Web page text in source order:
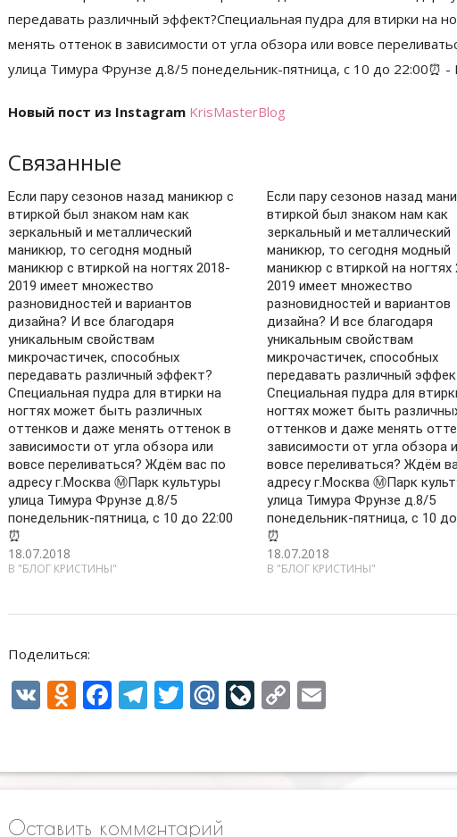
Новый пост из Instagram KrisMasterBlog
Связанные
Если пару сезонов назад маникюр с
втиркой был знаком нам как
зеркальный и металлический
маникюр, то сегодня модный
маникюр с втиркой на ногтях 2018-
2019 имеет множество
разновидностей и вариантов
дизайна? И все благодаря
уникальным свойствам
микрочастичек, способных
передавать различный эффект?
Специальная пудра для втирки на
ногтях может быть различных
оттенков и даже менять оттенок в
зависимости от угла обзора или
вовсе переливаться? Ждём вас по
адресу г.Москва Ⓜ️Парк культуры
улица Тимура Фрунзе д.8/5
понедельник-пятница, с 10 до 22:00
⏰
18.07.2018
В "БЛОГ КРИСТИНЫ"
Если пару сезонов назад
втиркой был знаком нам как
зеркальный и металлический
маникюр, то сегодня модный
маникюр с втиркой на ногтях
2019 имеет множество
разновидностей и вариантов
дизайна? И все благодаря
уникальным свойствам
микрочастичек, способных
передавать различный
Специальная пудра для
ногтях может быть
оттенков и даже менять
зависимости от угла обзора
вовсе переливаться? Ждём
адресу г.Москва Ⓜ️Парк
улица Тимура Фрунзе д.8/5
понедельник-пятница, с 10
⏰
18.07.2018
В "БЛОГ КРИСТИНЫ"
Поделиться:
V O
o
F
b
T
gr
T
er
M
R
Li
o
C
y
E
l
Оставить комментарий